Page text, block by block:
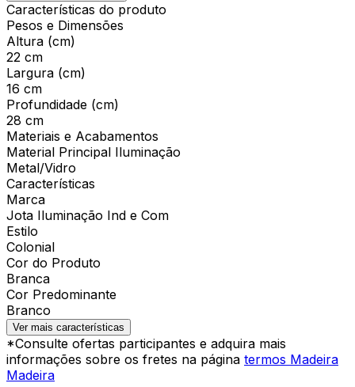
Características do produto
Pesos e Dimensões
Altura (cm)
22 cm
Largura (cm)
16 cm
Profundidade (cm)
28 cm
Materiais e Acabamentos
Material Principal Iluminação
Metal/Vidro
Características
Marca
Jota Iluminação Ind e Com
Estilo
Colonial
Cor do Produto
Branca
Cor Predominante
Branco
Ver mais características
*Consulte ofertas participantes e adquira mais
informações sobre os fretes na página termos Madeira
Madeira